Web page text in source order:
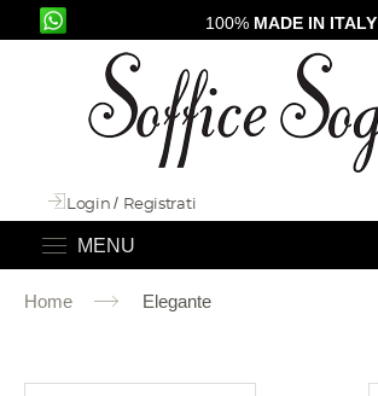
100% MADE IN ITALY
Login / Registrati
MENU
Home Elegante